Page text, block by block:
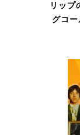
リッ
グコ